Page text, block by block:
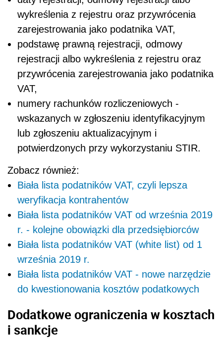
wykreślenia z rejestru oraz przywrócenia
zarejestrowania jako podatnika VAT,
podstawę prawną rejestracji, odmowy
rejestracji albo wykreślenia z rejestru oraz
przywrócenia zarejestrowania jako podatnika
VAT,
numery rachunków rozliczeniowych -
wskazanych w zgłoszeniu identyfikacyjnym
lub zgłoszeniu aktualizacyjnym i
potwierdzonych przy wykorzystaniu STIR.
Zobacz również:
Biała lista podatników VAT, czyli lepsza
weryfikacja kontrahentów
Biała lista podatników VAT od września 2019
r. - kolejne obowiązki dla przedsiębiorców
Biała lista podatników VAT (white list) od 1
września 2019 r.
Biała lista podatników VAT - nowe narzędzie
do kwestionowania kosztów podatkowych
Dodatkowe ograniczenia w kosztach
i sankcje